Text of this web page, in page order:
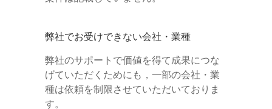
弊社でお受けできない会社・業種
弊社のサポートで価値を得て成果につな
げていただくためにも，一部の会社・業
種は依頼を制限させていただいておりま
す。